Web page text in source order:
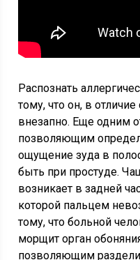
Распознать
тому, что он, в отличие
внезапно. Еще одним
позволяющим
ощущение зуда в
быть при простуде.
возникает в задней
которой пальцем
тому, что больной
морщит орган
позволяющим